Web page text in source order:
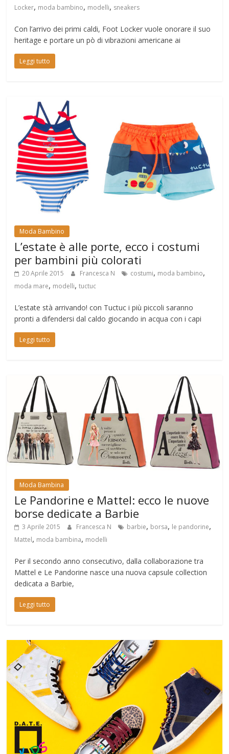
Locker, moda bambino, modelli, sneakers
Con l’arrivo dei primi caldi, Foot Locker vuole onorare il suo
heritage e portare un pò di vibrazioni americane ai
Leggi tutto
Moda Bambino
L’estate è alle porte, ecco i costumi
per bambini più colorati
20 Aprile 2015 Francesca N costumi, moda bambino,
moda mare, modelli,tuctuc
L’estate stà arrivando! con Tuctuc i più piccoli saranno
pronti a difendersi dal caldo giocando in acqua con i capi
Leggi tutto
Moda Bambina
Le Pandorine e Mattel: ecco le nuove
borse dedicate a Barbie
3 Aprile 2015 Francesca N barbie, borsa, le pandorine,
Mattel, moda bambina, modelli
Per il secondo anno consecutivo, dalla collaborazione tra
Mattel e Le Pandorine nasce una nuova capsule collection
dedicata a Barbie,
Leggi tutto